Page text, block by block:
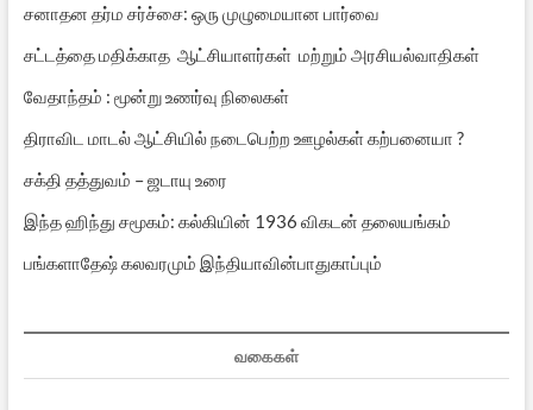
சனாதன தர்ம சர்ச்சை: ஒரு முழுமையான பார்வை
சட்டத்தை மதிக்காத ஆட்சியாளர்கள் மற்றும் அரசியல்வாதிகள்
வேதாந்தம் : மூன்று உணர்வு நிலைகள்
திராவிட மாடல் ஆட்சியில் நடைபெற்ற ஊழல்கள் கற்பனையா ?
சக்தி தத்துவம் – ஜடாயு உரை
இந்த ஹிந்து சமூகம்: கல்கியின் 1936 விகடன் தலையங்கம்
பங்களாதேஷ் கலவரமும் இந்தியாவின்பாதுகாப்பும்
வகைகள்